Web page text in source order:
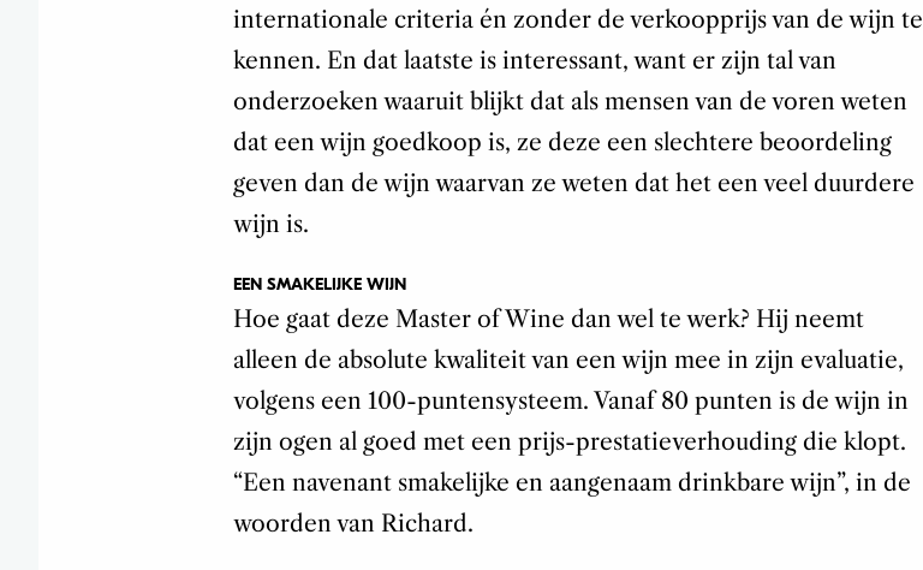
internationale criteria én zonder de verkoopprijs van de wijn te
kennen. En dat laatste is interessant, want er zijn tal van
onderzoeken waaruit blijkt dat als mensen van de voren weten
dat een wijn goedkoop is, ze deze een slechtere beoordeling
geven dan de wijn waarvan ze weten dat het een veel duurdere
wijn is.
EEN SMAKELIJKE WIJN
Hoe gaat deze Master of Wine dan wel te werk? Hij neemt
alleen de absolute kwaliteit van een wijn mee in zijn evaluatie,
volgens een 100-puntensysteem. Vanaf 80 punten is de wijn in
zijn ogen al goed met een prijs-prestatieverhouding die klopt.
“Een navenant smakelijke en aangenaam drinkbare wijn”, in de
woorden van Richard.